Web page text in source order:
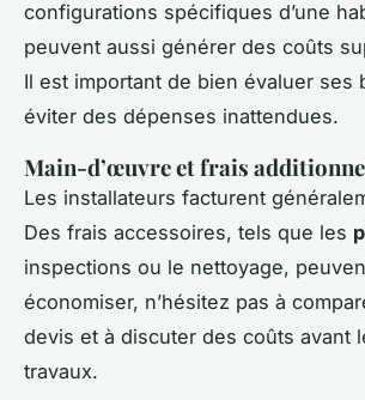
configurations spécifiques d’une
peuvent aussi générer des coûts
Il est important de bien évaluer ses
éviter des dépenses inattendues.
Main-d’œuvre et frais
Les installateurs facturent
Des frais accessoires, tels que les
inspections ou le nettoyage,
économiser, n’hésitez pas à
devis et à discuter des coûts avant
travaux.